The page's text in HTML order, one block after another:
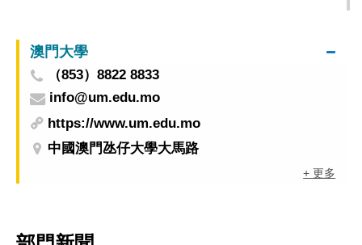
澳門大學
（853）8822 8833
info@um.edu.mo
https://www.um.edu.mo
中國澳門氹仔大學大馬路
+ 更多